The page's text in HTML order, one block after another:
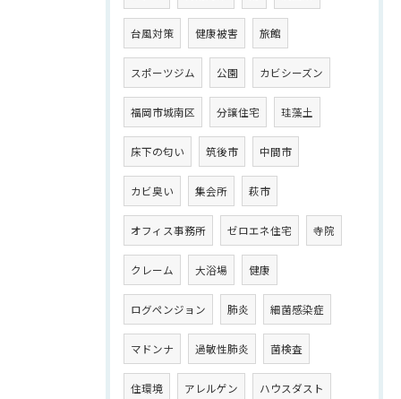
台風対策 健康被害 旅館
スポーツジム 公園 カビシーズン
福岡市城南区 分譲住宅 珪藻土
床下の匂い 筑後市 中間市
カビ臭い 集会所 萩市
オフィス事務所 ゼロエネ住宅 寺院
クレーム 大浴場 健康
ログペンジョン 肺炎 細菌感染症
マドンナ 過敏性肺炎 菌検査
住環境 アレルゲン ハウスダスト